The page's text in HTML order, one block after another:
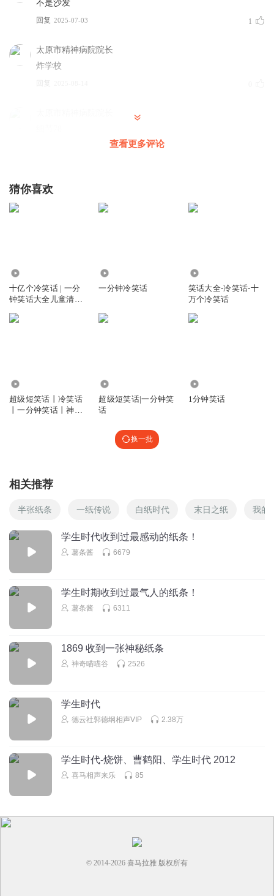
不是沙发
回复 2025-07-03 1
太原市精神病院院长
炸学校
回复
沙发
查看更多评论
猜你喜欢
十亿个冷笑话 | 一分
钟笑话大全儿童清新
一分钟冷笑话
笑话大全-冷笑话-十
万个冷笑话
超级短笑话丨冷笑话
丨一分钟笑话丨神回
超级短笑话|一分钟笑
话
1分钟笑话
换一批
相关推荐
半张纸条 一纸传说 白纸时代 末日之纸 我的
学生时代收到过最感动的纸条！
薯条酱 6679
学生时期收到过最气人的纸条！
薯条酱 6311
1869 收到一张神秘纸条
神奇喵喵谷 2526
学生时代
德云社郭德纲相声VIP 2.38万
学生时代-烧饼、曹鹤阳、学生时代 2012
喜马相声来乐 85
© 2014-2026 喜马拉雅 版权所有